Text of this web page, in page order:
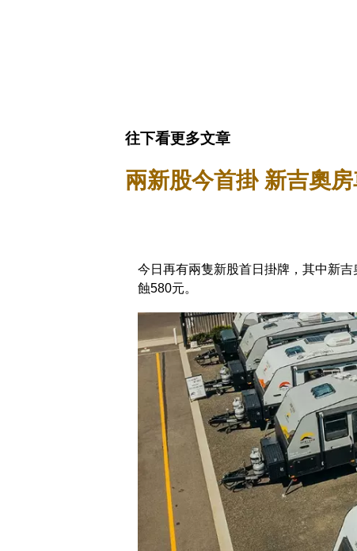
往下看更多文章
兩新股今首掛 新吉奧
今日再有兩隻新股首日掛牌，其中新
蝕580元。